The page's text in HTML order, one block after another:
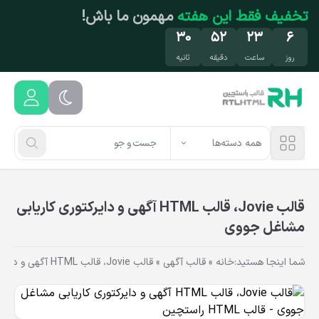
رفتن به محتوای اصلی
تخفیف محدودروی محصولات محبوب! فرصت رو
از دست نده!
۶ ۲۳ ۵۲ ۳۰
همه دسته‌ها
شما اینجا هستید:خانه»قالب آگهی»قالب Jovie، قالب HTML آگهی و دایرکتوری کاریابی مشاغل جووی